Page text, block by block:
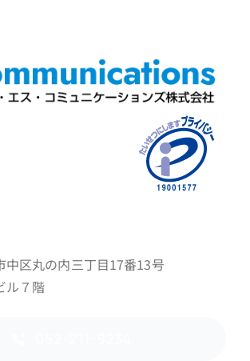
中区丸の内三丁目17番13号
ル７階